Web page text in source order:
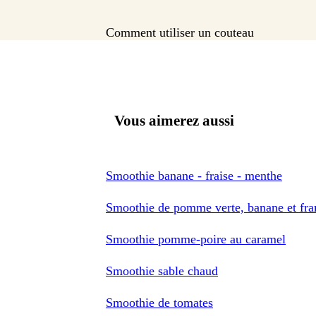
Comment utiliser un couteau
Vous aimerez aussi
Smoothie banane - fraise - menthe
Smoothie de pomme verte, banane et
Smoothie pomme-poire au caramel
Smoothie sable chaud
Smoothie de tomates